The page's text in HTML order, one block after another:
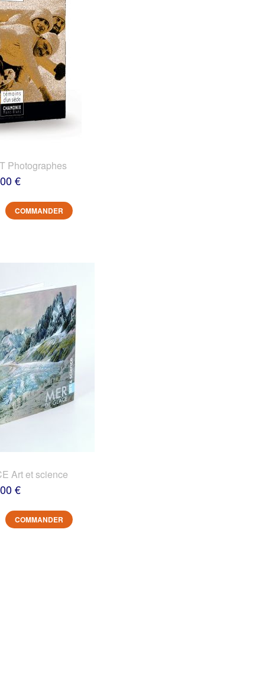
Photographes
€
COMMANDER
Art et science
€
COMMANDER